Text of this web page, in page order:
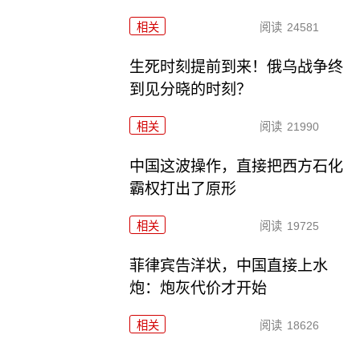
相关 阅读 24581
生死时刻提前到来！俄乌战争终
到见分晓的时刻？
相关 阅读 21990
中国这波操作，直接把西方石化
霸权打出了原形
相关 阅读 19725
菲律宾告洋状，中国直接上水
炮：炮灰代价才开始
相关 阅读 18626